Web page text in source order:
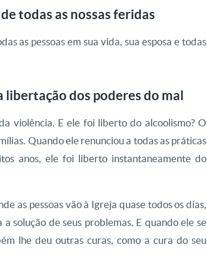
todas as nossas feridas
as pessoas em sua vida, sua esposa e todas
dos poderes do mal
violência. E ele foi liberto do alcoolismo? O
Quando ele renunciou a todas as práticas
anos, ele foi liberto instantaneamente do
as pessoas vão à Igreja quase todos os dias,
solução de seus problemas. E quando ele se
lhe deu outras curas, como a cura do seu